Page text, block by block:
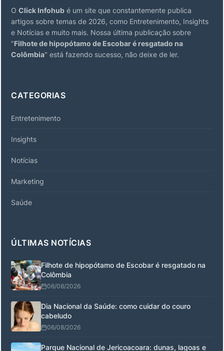
O Click Infohub é um site que constantemente publica
artigos sobre temas de 2026, como Entretenimento, Insights
e Notícias e muito mais. Nossa última publicação sobre
"Filhote de hipopótamo de Escobar é resgatado na
Colômbia" está fazendo sucesso, não deixe de ler.
CATEGORIAS
Entretenimento
Insights
Notícias
Marketing
Saúde
ÚLTIMAS NOTÍCIAS
Filhote de hipopótamo de Escobar é resgatado na
Colômbia
06/08/2026
Dia Nacional da Saúde: como cuidar do couro
cabeludo
06/08/2026
Parque Nacional de Jericoacoara: dunas, lagoas e